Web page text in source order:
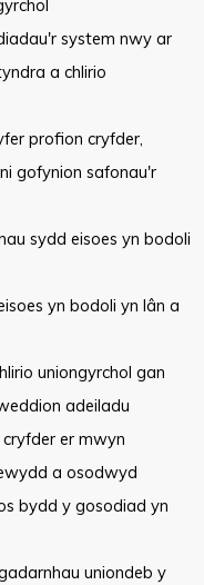
system nwy ar
a chlirio
profion cryfder,
gofynion safonau'r
sydd eisoes yn bodoli
yn bodoli yn lân a
uniongyrchol gan
adeiladu
er mwyn
a osodwyd
bydd y gosodiad yn
uniondeb y